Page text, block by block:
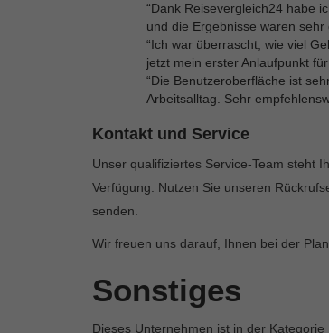
“Dank Reisevergleich24 habe
und die Ergebnisse waren sehr
“Ich war überrascht, wie viel
jetzt mein erster Anlaufpunkt
“Die Benutzeroberfläche ist
Arbeitsalltag. Sehr
Kontakt und Service
Unser qualifiziertes Service-Team steht
Verfügung. Nutzen Sie unseren
senden.
Wir freuen uns darauf, Ihnen bei der
Sonstiges
Dieses Unternehmen ist in der Kategorie